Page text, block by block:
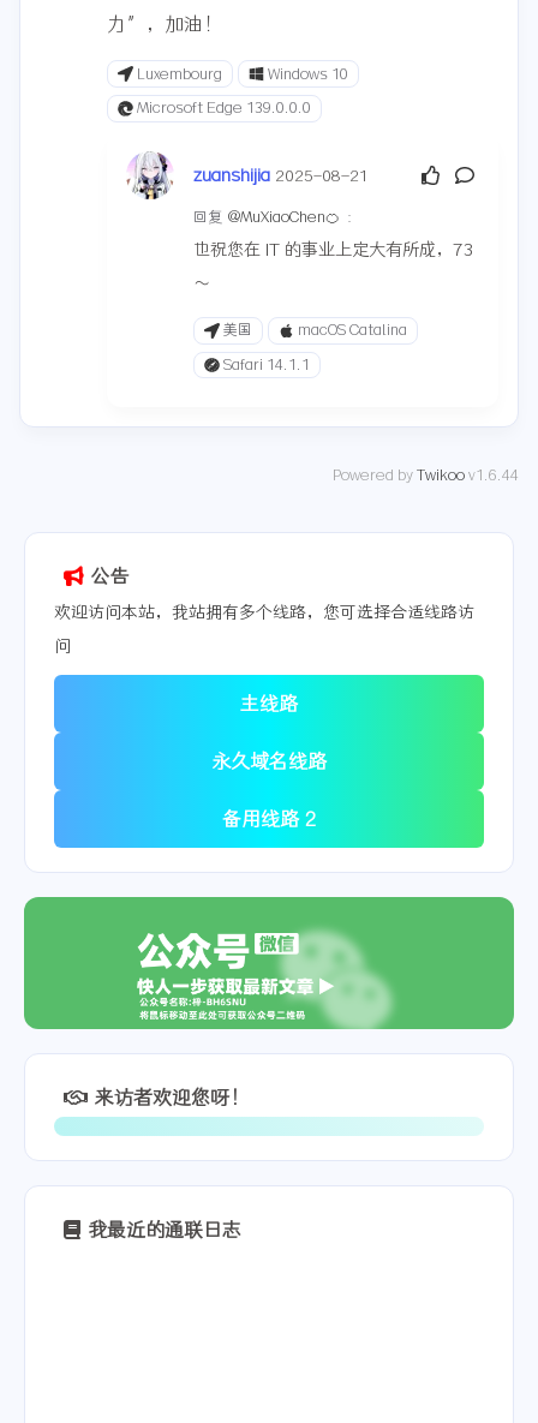
力”，加油！
Luxembourg
Windows 10
Microsoft Edge 139.0.0.0
zuanshijia 2025-08-21
回复 @MuXiaoChen🍊 :
也祝您在 IT 的事业上定大有所成，73
～
美国
macOS Catalina
Safari 14.1.1
Powered by Twikoo v1.6.44
公告
欢迎访问本站，我站拥有多个线路，您可选择合适线路访
问
主线路
永久域名线路
备用线路 2
来访者欢迎您呀！
我最近的通联日志